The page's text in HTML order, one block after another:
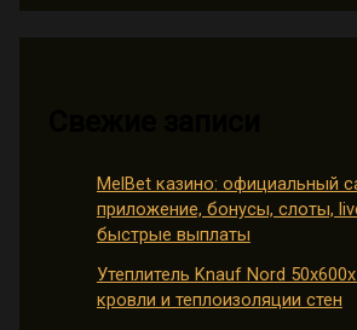
MelBet казино: официальный
приложение, бонусы, слоты,
быстрые выплаты
Утеплитель Knauf Nord
кровли и теплоизоляции стен